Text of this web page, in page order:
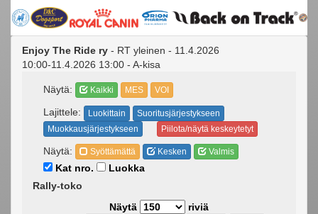
Enjoy The Ride ry - RT yleinen - 11.4.2026
10:00-11.4.2026 13:00 - A-kisa
Näytä: Kaikki MES VOI
Lajittele: Luokittain
Suoritusjärjestykseen
Muokkausjärjestykseen
Piilota/näytä keskeytetyt
Näytä: Syöttämättä Kesken Valmis
Kat nro.
Luokka
Rally-toko
Näytä
riviä